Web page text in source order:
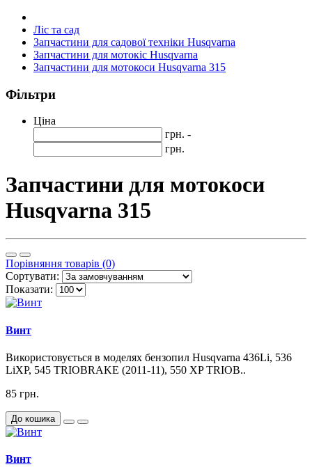
Ліс та сад
Запчастини для садової техніки Husqvarna
Запчастини для мотокіс Husqvarna
Запчастини для мотокоси Husqvarna 315
Фільтри
Ціна
грн. -
грн.
Запчастини для мотокоси
Husqvarna 315
Порівняння товарів (0)
Сортувати:
Показати:
Винт
Використовується в моделях бензопил Husqvarna 436Li, 536
LiXP, 545 TRIOBRAKE (2011-11), 550 XP TRIOB..
85 грн.
До кошика
Винт